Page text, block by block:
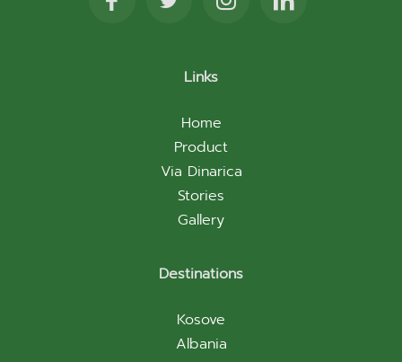
Links
Home
Product
Via Dinarica
Stories
Gallery
Destinations
Kosove
Albania